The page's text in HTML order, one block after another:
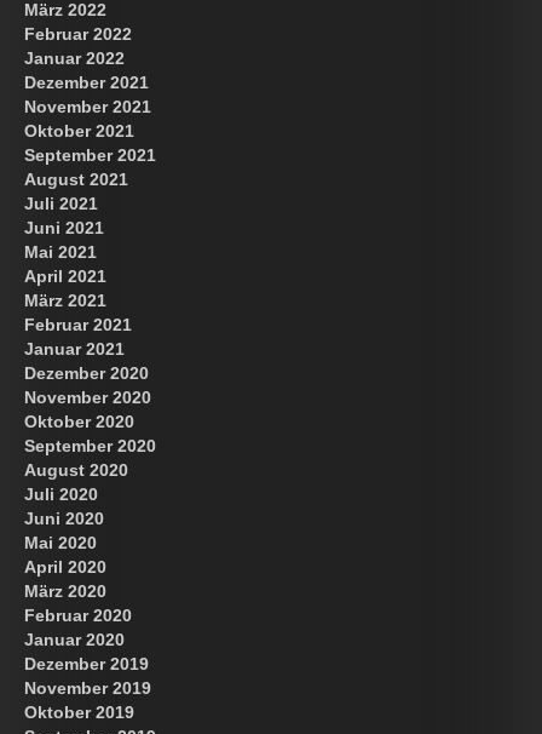
März 2022
Februar 2022
Januar 2022
Dezember 2021
November 2021
Oktober 2021
September 2021
August 2021
Juli 2021
Juni 2021
Mai 2021
April 2021
März 2021
Februar 2021
Januar 2021
Dezember 2020
November 2020
Oktober 2020
September 2020
August 2020
Juli 2020
Juni 2020
Mai 2020
April 2020
März 2020
Februar 2020
Januar 2020
Dezember 2019
November 2019
Oktober 2019